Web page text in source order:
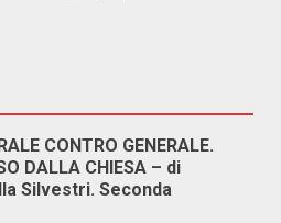
CONTRO GENERALE.
DALLA CHIESA – di
Silvestri. Seconda